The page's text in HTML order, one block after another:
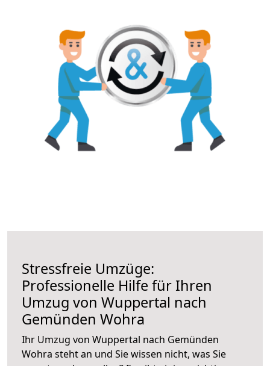
Stressfreie Umzüge:
Professionelle Hilfe für Ihren
Umzug von Wuppertal nach
Gemünden Wohra
Ihr Umzug von Wuppertal nach Gemünden
Wohra steht an und Sie wissen nicht, was Sie